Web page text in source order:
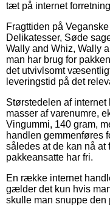
tæt på internet
Fragttiden på
Delikatesser, Søde
Wally and Whiz, Wally
man har brug for
det utvivlsomt
leveringstid på det
Størstedelen af
masser af varenumre,
Vingummi, 140 gram,
handlen gemmenføres
således at de kan nå at
pakkeansatte har fri.
En række internet
gælder det kun hvis
skulle man snuppe den